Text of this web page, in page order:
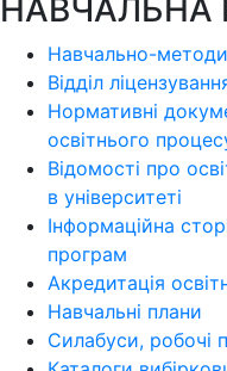
НАВЧАЛЬНА
Навчально-
Відділ
Нормативні
освітнього
Відомості про
в університеті
Інформаційна
програм
Акредитація
Навчальні плани
Силабуси, робочі